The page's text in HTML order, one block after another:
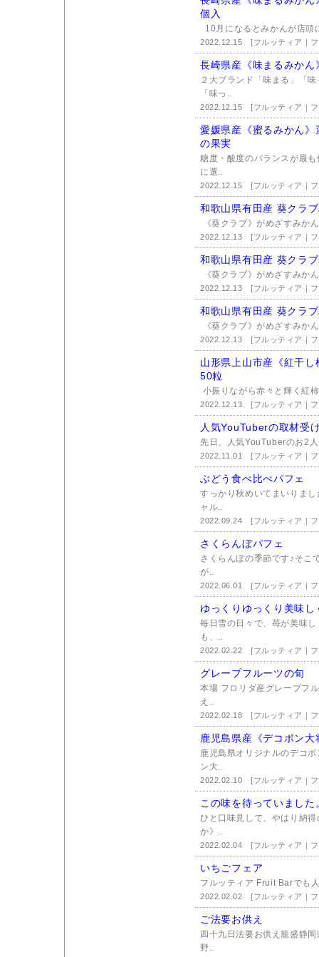
個入
10月になるとみかんが店頭
2022.12.15[フルッティア｜
長崎県産《味まるみか
２大ブランド「味まる」「
「味っ..
2022.12.15[フルッティア｜
愛媛県産《蜜るみかん
の果実
糖度・酸度のバランスが最
に選..
2022.12.15[フルッティア｜
和歌山県有田産 葵クラ
《葵クラブ》がめざすみか
2022.12.13[フルッティア｜
和歌山県有田産 葵クラ
《葵クラブ》がめざすみか
2022.12.13[フルッティア｜
和歌山県有田産 葵クラ
《葵クラブ》がめざすみか
2022.12.13[フルッティア｜
山形県上山市産《紅干
50粒
小振りながら赤々と輝く紅
2022.12.13[フルッティア｜
人気YouTuberの取材受
先日、人気YouTuberのお2
2022.11.01[フルッティア｜
ぶどう食べ比べパフェ
すっかり秋めいてまいりま
ャル..
2022.09.24[フルッティア｜
さくらんぼパフェ
さくらんぼの季節です♪そこ
が..
2022.06.01[フルッティア｜
ゆっくりゆっくり美味
毎日雪の日々で、苺が美味
も、..
2022.02.22[フルッティア｜
グレープフルーツの旬
本場 フロリダ産グレープフ
え..
2022.02.18[フルッティア｜
鹿児島県産《デコポン
鹿児島県オリジナルのデコ
ン大..
2022.02.10[フルッティア｜
この味を待っていました
ひと口味見して、やはり納
か》..
2022.02.04[フルッティア｜
いちごフェア
フルッティア Fruit Barでも
2022.02.02[フルッティア｜
ご法要お供え
四十九日法要お供え籠盛静
野..